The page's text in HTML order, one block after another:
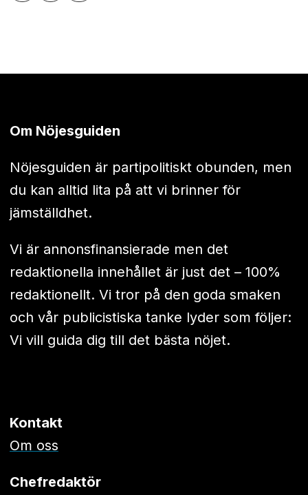
Om Nöjesguiden
Nöjesguiden är partipolitiskt obunden, men
du kan alltid lita på att vi brinner för
jämställdhet.
Vi är annonsfinansierade men det
redaktionella innehållet är just det – 100%
redaktionellt. Vi tror på den goda smaken
och vår publicistiska tanke lyder som följer:
Vi vill guida dig till det bästa nöjet.
Kontakt
Om oss
Chefredaktör